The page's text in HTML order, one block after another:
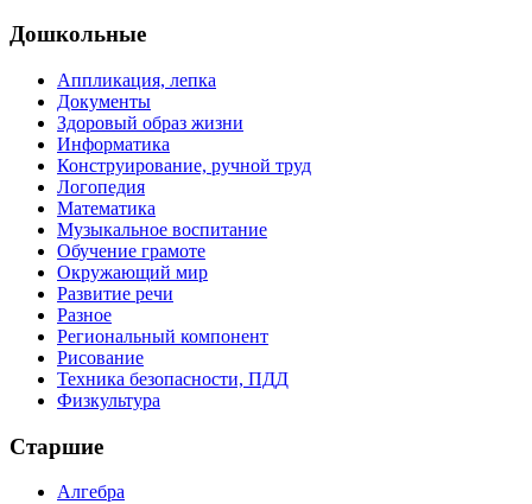
Дошкольные
Аппликация, лепка
Документы
Здоровый образ жизни
Информатика
Конструирование, ручной труд
Логопедия
Математика
Музыкальное воспитание
Обучение грамоте
Окружающий мир
Развитие речи
Разное
Региональный компонент
Рисование
Техника безопасности, ПДД
Физкультура
Старшие
Алгебра